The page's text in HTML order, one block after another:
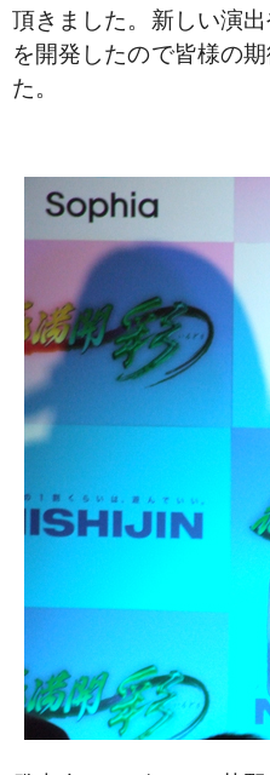
頂きました。新しい演
を開発したので皆様の
た。